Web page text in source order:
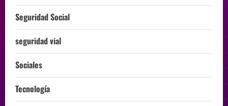
Seguridad Social
seguridad vial
Sociales
Tecnología